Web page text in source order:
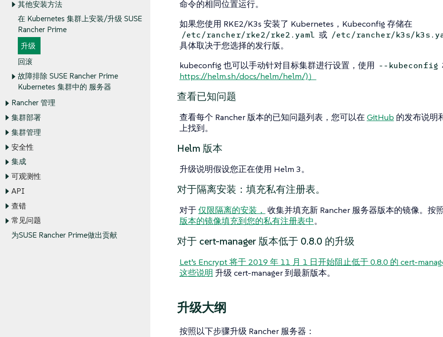
其他安装方法
在 Kubernetes 集群上安装/升级 SUSE
Rancher Prime
升级
回滚
故障排除 SUSE Rancher Prime
Kubernetes 集群中的 服务器
Rancher 管理
集群部署
集群管理
安全性
集成
可观测性
API
查错
常见问题
为SUSE Rancher Prime做出贡献
命令的相同位置运行。
如果您使用 RKE2/K3s 安装了 Kubernetes，Kubeconfig 存储在
/etc/rancher/rke2/rke2.yaml 或 /etc/rancher/k3s/
具体取决于您选择的发行版。
kubeconfig 也可以手动针对目标集群进行设置，使用 --kubeconfig
https://helm.sh/docs/helm/helm/)）
查看已知问题
查看每个 Rancher 版本的已知问题列表，您可以在 GitHub 的发布说明
上找到。
Helm 版本
升级说明假设您正在使用 Helm 3。
对于隔离安装：填充私有注册表。
对于仅限隔离的安装， 收集并填充新 Rancher 服务器版本的镜像。按
版本的镜像填充到您的私有注册表中。
对于 cert-manager 版本低于 0.8.0 的升级
Let’s Encrypt 将于 2019 年 11 月 1 日开始阻止低于 0.8.0 的 cert-
这些说明 升级 cert-manager 到最新版本。
升级大纲
按照以下步骤升级 Rancher 服务器：